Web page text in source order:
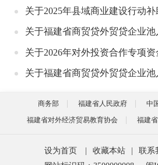
关于2026年对外投资合作专项
商务部 福建省人民政府
中
福建省对外经济贸易教育协会
福建
设为首页 收藏本站 联系